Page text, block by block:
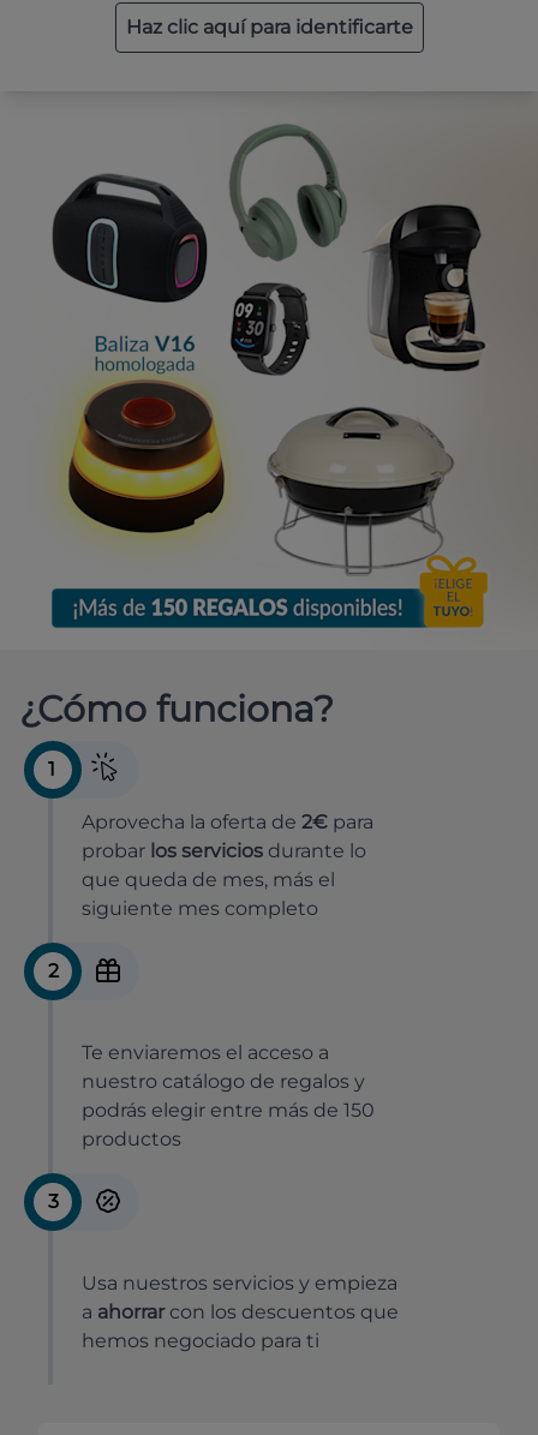
Haz clic aquí para identificarte
¿Cómo funciona?
1
Aprovecha la oferta de 2€ para
probar los servicios durante lo
que queda de mes, más el
siguiente mes completo
2
Te enviaremos el acceso a
nuestro catálogo de regalos y
podrás elegir entre más de 150
productos
3
Usa nuestros servicios y empieza
a ahorrar con los descuentos que
hemos negociado para ti